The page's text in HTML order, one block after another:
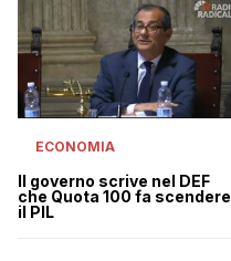
ECONOMIA
Il governo scrive nel DEF
che Quota 100 fa scendere
il PIL